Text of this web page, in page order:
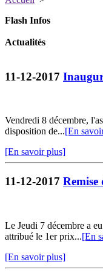
Flash Infos
Actualités
11-12-2017
Vendredi 8 décembre,
disposition de...[En
[En savoir plus]
11-12-2017
Le Jeudi 7 décembre a
attribué le 1er prix...[En
[En savoir plus]